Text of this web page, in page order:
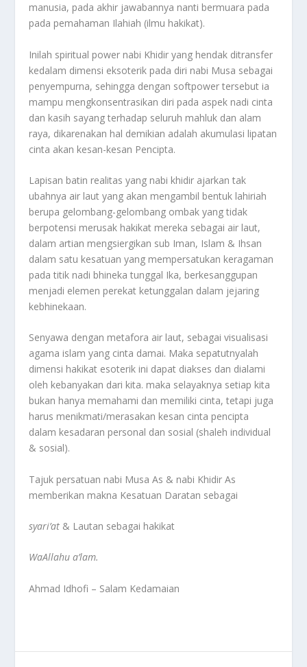
manusia, pada akhir jawabannya nanti bermuara pada
pada pemahaman Ilahiah (ilmu hakikat).
Inilah spiritual power nabi Khidir yang hendak ditransfer
kedalam dimensi eksoterik pada diri nabi Musa sebagai
penyempurna, sehingga dengan softpower tersebut ia
mampu mengkonsentrasikan diri pada aspek nadi cinta
dan kasih sayang terhadap seluruh mahluk dan alam
raya, dikarenakan hal demikian adalah akumulasi lipatan
cinta akan kesan-kesan Pencipta.
Lapisan batin realitas yang nabi khidir ajarkan tak
ubahnya air laut yang akan mengambil bentuk lahiriah
berupa gelombang-gelombang ombak yang tidak
berpotensi merusak hakikat mereka sebagai air laut,
dalam artian mengsiergikan sub Iman, Islam & Ihsan
dalam satu kesatuan yang mempersatukan keragaman
pada titik nadi bhineka tunggal Ika, berkesanggupan
menjadi elemen perekat ketunggalan dalam jejaring
kebhinekaan.
Senyawa dengan metafora air laut, sebagai visualisasi
agama islam yang cinta damai. Maka sepatutnyalah
dimensi hakikat esoterik ini dapat diakses dan dialami
oleh kebanyakan dari kita. maka selayaknya setiap kita
bukan hanya memahami dan memiliki cinta, tetapi juga
harus menikmati/merasakan kesan cinta pencipta
dalam kesadaran personal dan sosial (shaleh individual
& sosial).
Tajuk persatuan nabi Musa As & nabi Khidir As
memberikan makna Kesatuan Daratan sebagai
syari’at & Lautan sebagai hakikat
WaAllahu a’lam.
Ahmad Idhofi – Salam Kedamaian